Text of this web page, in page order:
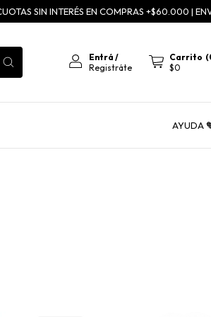
SIN INTERÉS EN COMPRAS +$60.000 |
Entrá /
Registráte
Carrito (
$0
AYUDA